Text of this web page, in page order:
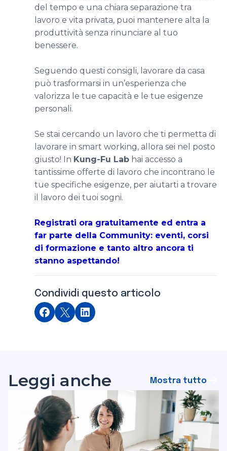
del tempo e una chiara separazione tra
lavoro e vita privata, puoi mantenere alta la
produttività senza rinunciare al tuo
benessere.
Seguendo questi consigli, lavorare da casa
può trasformarsi in un’esperienza che
valorizza le tue capacità e le tue esigenze
personali.
Se stai cercando un lavoro che ti permetta di
lavorare in smart working, allora sei nel posto
giusto! In Kung-Fu Lab hai accesso a
tantissime offerte di lavoro che incontrano le
tue specifiche esigenze, per aiutarti a trovare
il lavoro dei tuoi sogni.
Registrati ora gratuitamente ed entra a
far parte della Community: eventi, corsi
di formazione e tanto altro ancora ti
stanno aspettando!
Condividi questo articolo
Leggi anche Mostra tutto